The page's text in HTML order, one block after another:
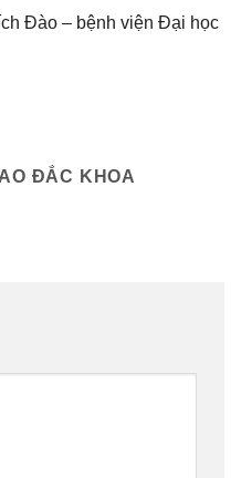
Đào – bệnh viện Đại học
ĐẮC KHOA